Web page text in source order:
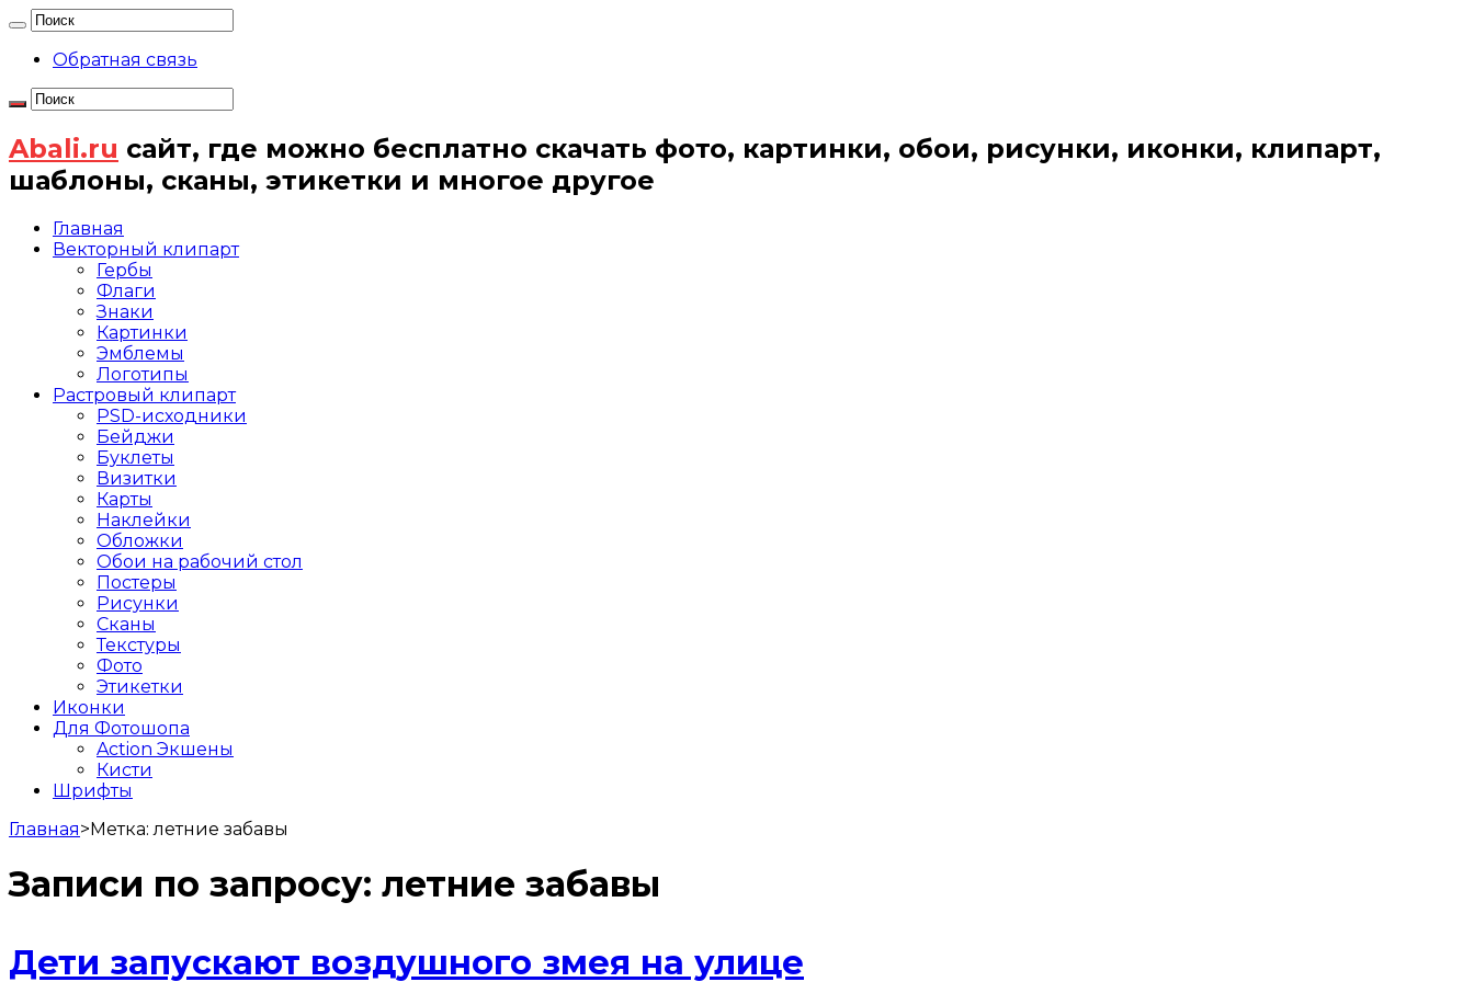
Обратная связь
Abali.ru сайт, где можно бесплатно скачать фото, картинки, обои, рисунки, иконки, клипарт,
шаблоны, сканы, этикетки и многое другое
Главная
Векторный клипарт
Гербы
Флаги
Знаки
Картинки
Эмблемы
Логотипы
Растровый клипарт
PSD-исходники
Бейджи
Буклеты
Визитки
Карты
Наклейки
Обложки
Обои на рабочий стол
Постеры
Рисунки
Сканы
Текстуры
Фото
Этикетки
Иконки
Для Фотошопа
Action Экшены
Кисти
Шрифты
Главная>Метка:летние забавы
Записи по запросу: летние забавы
Дети запускают воздушного змея на улице